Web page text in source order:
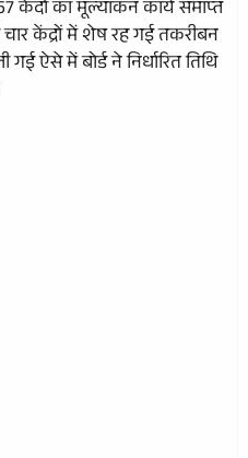
केदो का मूल्यांकन कार्य समाप्त
केंद्रों में शेष रह गई तकरीबन
ऐसे में बोर्ड ने निर्धारित तिथि